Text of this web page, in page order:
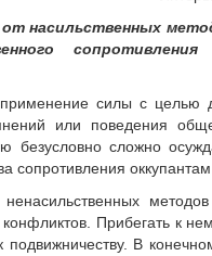
насильственных
силы с целью
или поведения
безусловно сложно
сопротивления
Прибегать к
подвижничеству. В